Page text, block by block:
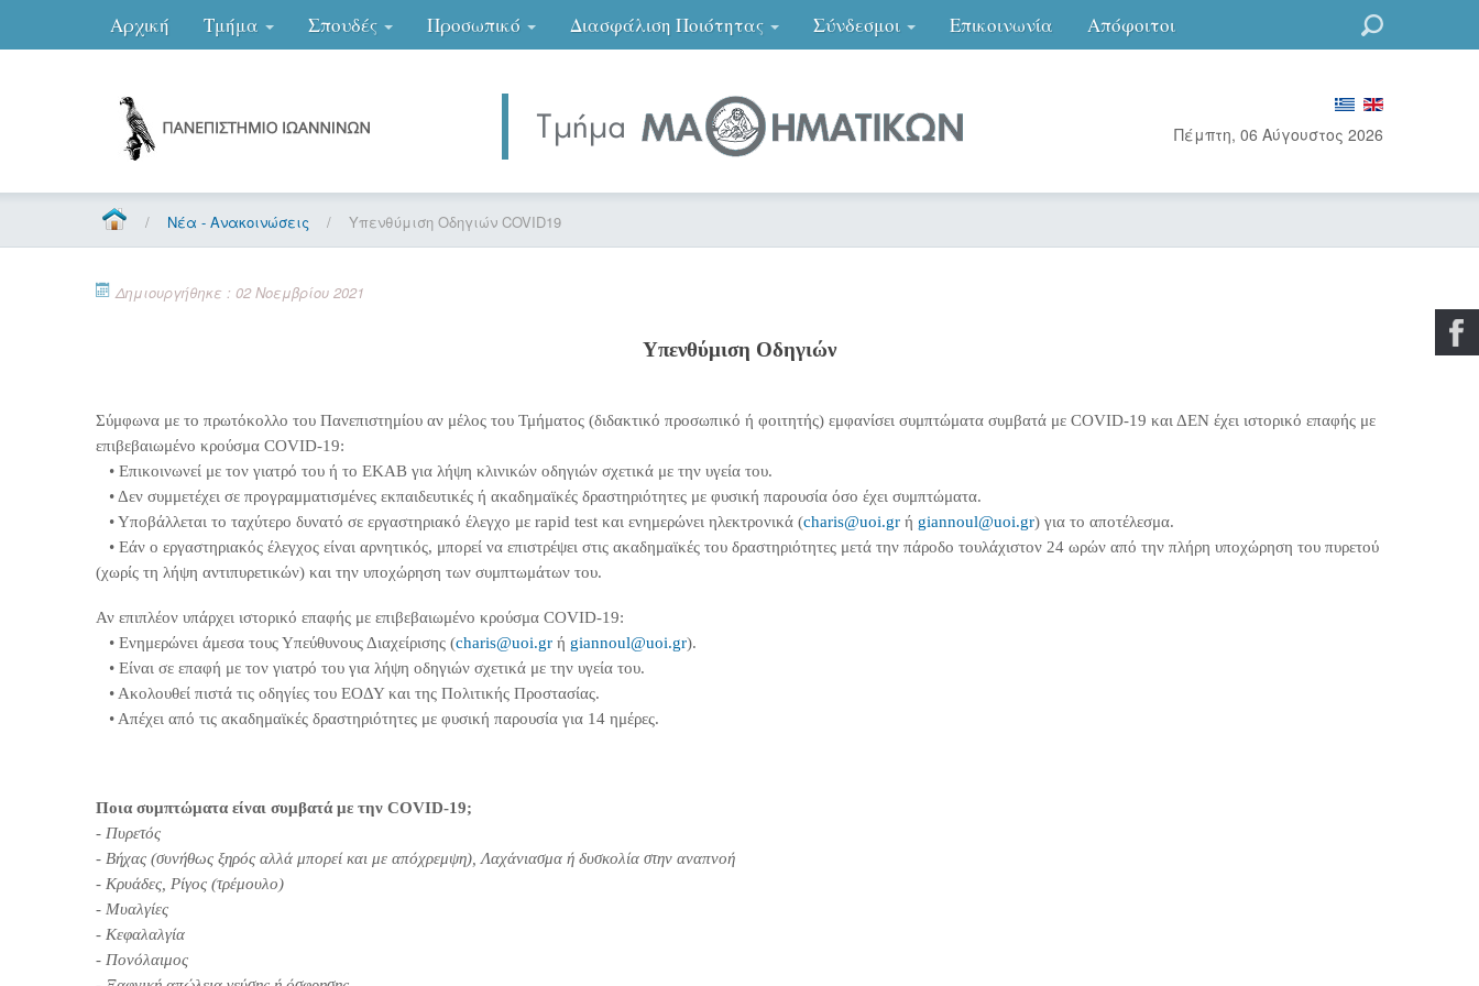
Αρχική Τμήμα Σπουδές Προσωπικό Διασφάλιση Ποιότητας Σύνδεσμοι Επικοινωνία Απόφοιτοι
Πέμπτη, 06 Αύγουστος 2026
/ Νέα - Ανακοινώσεις / Υπενθύμιση Οδηγιών COVID19
Δημιουργήθηκε : 02 Νοεμβρίου 2021
Υπενθύμιση Οδηγιών
Σύμφωνα με το πρωτόκολλο του Πανεπιστημίου αν μέλος του Τμήματος (διδακτικό προσωπικό ή φοιτητής) εμφανίσει συμπτώματα συμβατά με COVID-19 και ΔΕΝ έχει ιστορικό επαφής με
επιβεβαιωμένο κρούσμα COVID-19:
• Επικοινωνεί με τον γιατρό του ή το ΕΚΑΒ για λήψη κλινικών οδηγιών σχετικά με την υγεία του.
• Δεν συμμετέχει σε προγραμματισμένες εκπαιδευτικές ή ακαδημαϊκές δραστηριότητες με φυσική παρουσία όσο έχει συμπτώματα.
• Υποβάλλεται το ταχύτερο δυνατό σε εργαστηριακό έλεγχο με rapid test και ενημερώνει ηλεκτρονικά (charis@uoi.gr ή giannoul@uoi.gr) για το αποτέλεσμα.
• Εάν ο εργαστηριακός έλεγχος είναι αρνητικός, μπορεί να επιστρέψει στις ακαδημαϊκές του δραστηριότητες μετά την πάροδο τουλάχιστον 24 ωρών από την πλήρη υποχώρηση του πυρετού
(χωρίς τη λήψη αντιπυρετικών) και την υποχώρηση των συμπτωμάτων του.
Αν επιπλέον υπάρχει ιστορικό επαφής με επιβεβαιωμένο κρούσμα COVID-19:
• Ενημερώνει άμεσα τους Υπεύθυνους Διαχείρισης (charis@uoi.gr ή giannoul@uoi.gr).
• Είναι σε επαφή με τον γιατρό του για λήψη οδηγιών σχετικά με την υγεία του.
• Ακολουθεί πιστά τις οδηγίες του ΕΟΔΥ και της Πολιτικής Προστασίας.
• Απέχει από τις ακαδημαϊκές δραστηριότητες με φυσική παρουσία για 14 ημέρες.
Ποια συμπτώματα είναι συμβατά με την COVID-19;
- Πυρετός
- Βήχας (συνήθως ξηρός αλλά μπορεί και με απόχρεμψη), Λαχάνιασμα ή δυσκολία στην αναπνοή
- Κρυάδες, Ρίγος (τρέμουλο)
- Μυαλγίες
- Κεφαλαλγία
- Πονόλαιμος